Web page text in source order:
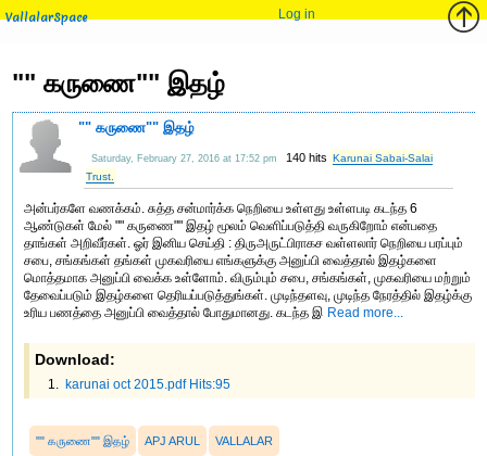
VallalarSpace Log in
"" கருணை"" இதழ்
"" கருணை"" இதழ்
Saturday, February 27, 2016 at 17:52 pm 140 hits Karunai Sabai-Salai
Trust.
அன்பர்களே வணக்கம். சுத்த சன்மார்க்க நெறியை உள்ளது உள்ளபடி கடந்த 6
ஆண்டுகள் மேல் "" கருணை"" இதழ் மூலம் வெளிப்படுத்தி வருகிறோம் என்பதை
தாங்கள் அறிவீர்கள். ஓர் இனிய செய்தி : திருஅருட்பிராகச வள்ளலார் நெறியை பரப்பும்
சபை, சங்கங்கள் தங்கள் முகவரியை எங்களுக்கு அனுப்பி வைத்தால் இதழ்களை
மொத்தமாக அனுப்பி வைக்க உள்ளோம். விரும்பும் சபை, சங்கங்கள், முகவரியை மற்றும்
தேவைப்படும் இதழ்களை தெரியப்படுத்துங்கள். முடிந்தளவு, முடிந்த நேரத்தில் இதழ்க்கு
உரிய பணத்தை அனுப்பி வைத்தால் போதுமானது. கடந்த இ Read more...
Download:
karunai oct 2015.pdf Hits:95
"" கருணை"" இதழ் APJ ARUL VALLALAR